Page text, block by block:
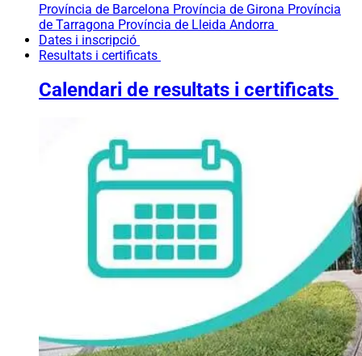
Província de Barcelona Província de Girona Província
de Tarragona Província de Lleida Andorra
Dates i inscripció
Resultats i certificats
Calendari de resultats i certificats